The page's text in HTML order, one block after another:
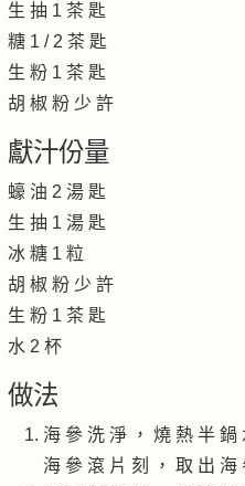
生 抽 1 茶 匙
糖 1 / 2 茶 匙
生 粉 1 茶 匙
胡 椒 粉 少 許
獻汁份量
蠔 油 2 湯 匙
生 抽 1 湯 匙
冰 糖 1 粒
胡 椒 粉 少 許
生 粉 1 茶 匙
水 2 杯
做法
海 參 洗 淨 ， 燒 熱 半 鍋
海 參 滾 片 刻 ， 取 出 海